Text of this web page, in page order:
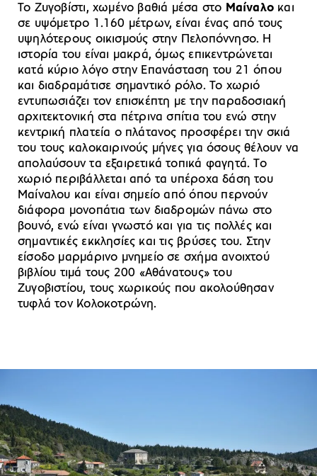
Το Ζυγοβίστι, χωμένο βαθιά μέσα στο Μαίναλο και
σε υψόμετρο 1.160 μέτρων, είναι ένας από τους
υψηλότερους οικισμούς στην Πελοπόννησο. Η
ιστορία του είναι μακρά, όμως επικεντρώνεται
κατά κύριο λόγο στην Επανάσταση του 21 όπου
και διαδραμάτισε σημαντικό ρόλο. Το χωριό
εντυπωσιάζει τον επισκέπτη με την παραδοσιακή
αρχιτεκτονική στα πέτρινα σπίτια του ενώ στην
κεντρική πλατεία ο πλάτανος προσφέρει την σκιά
του τους καλοκαιρινούς μήνες για όσους θέλουν να
απολαύσουν τα εξαιρετικά τοπικά φαγητά. Το
χωριό περιβάλλεται από τα υπέροχα δάση του
Μαίναλου και είναι σημείο από όπου περνούν
διάφορα μονοπάτια των διαδρομών πάνω στο
βουνό, ενώ είναι γνωστό και για τις πολλές και
σημαντικές εκκλησίες και τις βρύσες του. Στην
είσοδο μαρμάρινο μνημείο σε σχήμα ανοιχτού
βιβλίου τιμά τους 200 «Αθάνατους» του
Ζυγοβιστίου, τους χωρικούς που ακολούθησαν
τυφλά τον Κολοκοτρώνη.